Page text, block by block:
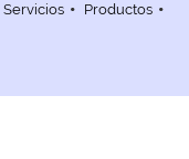
Servicios
Productos